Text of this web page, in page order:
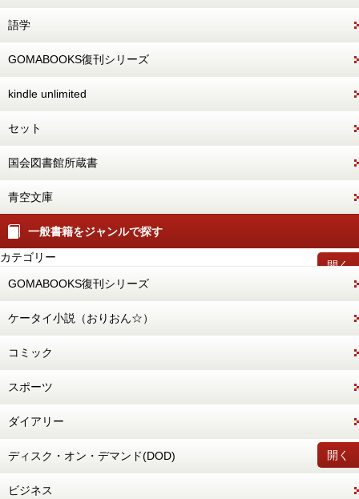
語学
GOMABOOKS復刊シリーズ
kindle unlimited
セット
国会図書館所蔵書
青空文庫
一般書籍をジャンルで探す
開く
カテゴリー
GOMABOOKS復刊シリーズ
ケータイ小説（おりおん☆）
コミック
スポーツ
ダイアリー
開く
ディスク・オン・デマンド(DOD)
ビジネス